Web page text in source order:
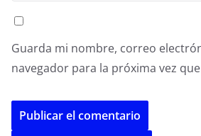
Guarda mi nombre, correo
navegador para la próxima vez